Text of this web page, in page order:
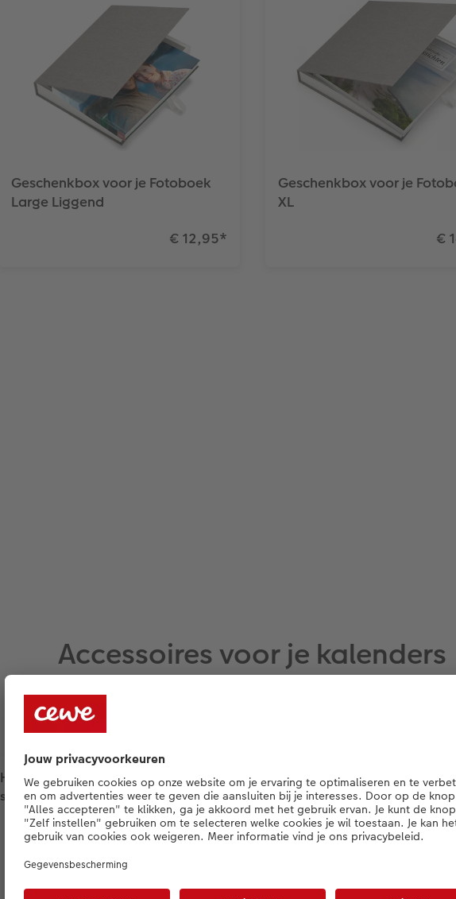
Geschenkbox voor je Fotoboek
Large Liggend
€ 12,95*
Geschenkbox voor je
XL
€
Accessoires voor je kalenders
Maak van je fotokalender iets speciaals
Houten lijst voor wandkalender A4
staand